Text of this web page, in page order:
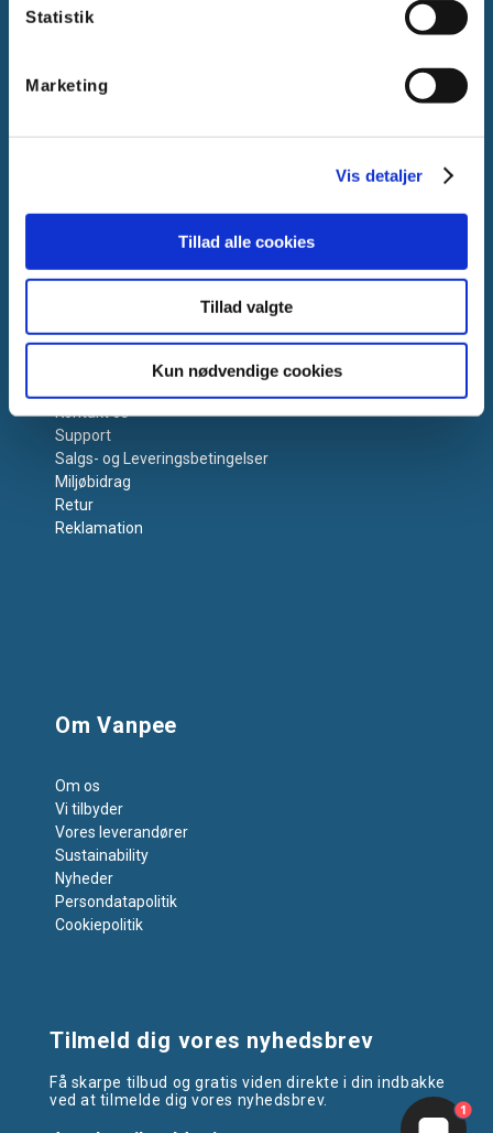
Statistik
Marketing
Vis detaljer
Tillad alle cookies
Tillad valgte
Kun nødvendige cookies
CVR: DK-25695801
E-mail:info@vanpee.dk
Få hjælp
Kontakt os
Support
Salgs- og Leveringsbetingelser
Miljøbidrag
Retur
Reklamation
Om Vanpee
Om os
Vi tilbyder
Vores leverandører
Sustainability
Nyheder
Persondatapolitik
Cookiepolitik
Tilmeld dig vores nyhedsbrev
Få skarpe tilbud og gratis viden direkte i din indbakke
ved at tilmelde dig vores nyhedsbrev.
1